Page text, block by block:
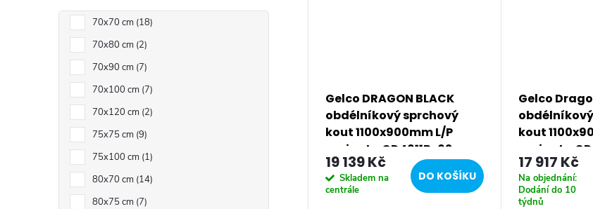
70x70 cm 18
70x80 cm 2
70x90 cm 7
70x100 cm 7
70x120 cm 2
75x75 cm 9
75x100 cm 1
80x70 cm 14
80x75 cm 7
Gelco DRAGON BLACK
obdélníkový sprchový
kout 1100x900mm L/P
varianta GD4611B-02
19 139 Kč
Skladem na
centrále
DO KOŠÍKU
Gelco
kout
varianta
17 917 Kč
Na objednání:
Dodání do 10
týdnů